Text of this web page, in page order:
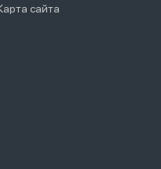
сайта